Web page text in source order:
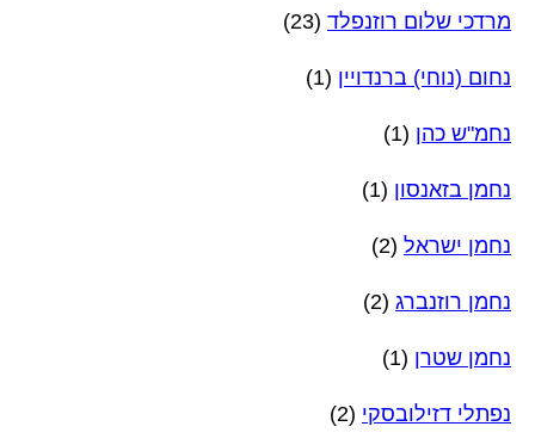
מרדכי שלום רוזנפלד (23)
נחום (נוחי) ברנדויין (1)
נחמ"ש כהן (1)
נחמן בזאנסון (1)
נחמן ישראל (2)
נחמן רוזנברג (2)
נחמן שטרן (1)
נפתלי דזילובסקי (2)